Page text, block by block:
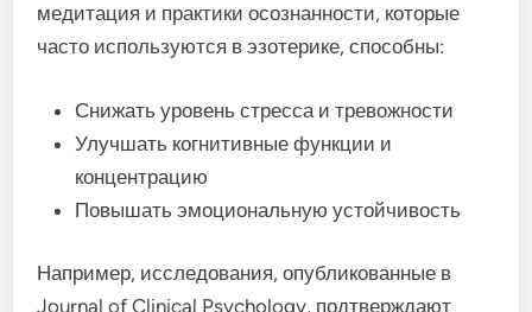
медитация и практики осознанности, которые
часто используются в эзотерике, способны:
Снижать уровень стресса и тревожности
Улучшать когнитивные функции и
концентрацию
Повышать эмоциональную устойчивость
Например, исследования, опубликованные в
Journal of Clinical Psychology, подтверждают